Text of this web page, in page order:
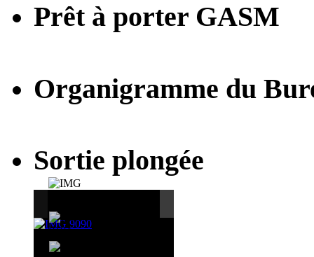
Prêt à porter GASM
Organigramme du
Sortie plongée